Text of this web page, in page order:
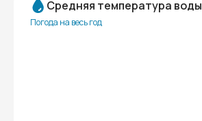
Средняя температура воды
Погода на весь год